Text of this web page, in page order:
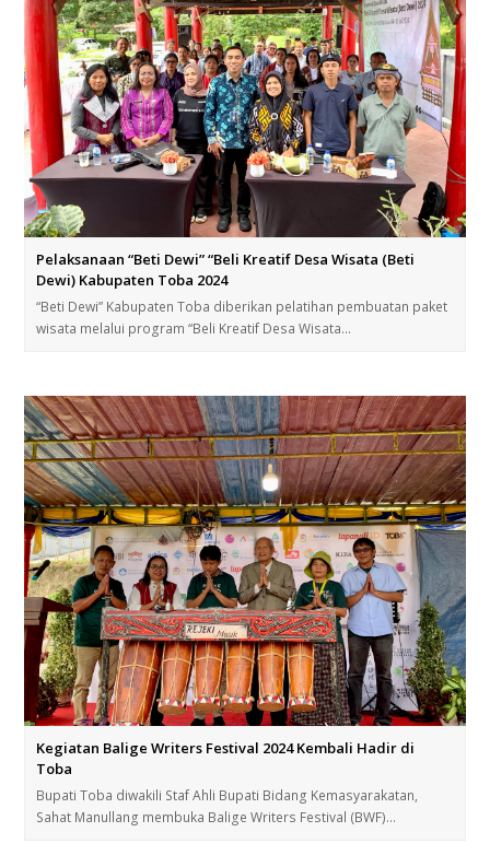
Pelaksanaan “Beti Dewi” “Beli Kreatif Desa Wisata (Beti
Dewi) Kabupaten Toba 2024
“Beti Dewi” Kabupaten Toba diberikan pelatihan pembuatan paket
wisata melalui program “Beli Kreatif Desa Wisata…
Kegiatan Balige Writers Festival 2024 Kembali Hadir di
Toba
Bupati Toba diwakili Staf Ahli Bupati Bidang Kemasyarakatan,
Sahat Manullang membuka Balige Writers Festival (BWF)…